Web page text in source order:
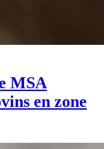
MSA
en zone